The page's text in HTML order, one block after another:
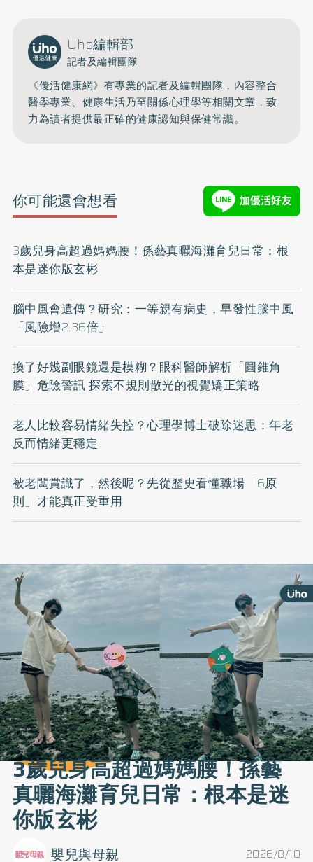
Uho編輯部
記者及編輯團隊
《優活健康網》有專業的記者及編輯團隊，內容整合
醫學專業、健康生活乃至關係心理學等相關文章，致
力為讀者提供最正確的健康認知與保健常識。
你可能還會想看
3歲兒身高超過媽媽腰！孫藝真曬海灘育兒日常：根
本是迷你版玄彬
腦中風會遺傳？研究：一等親有病史，早發性腦中風
「風險增2.36倍」
換了好幾副眼鏡還是模糊？眼科醫師解析「圓錐角
膜」危險警訊 探索不規則散光的視覺矯正策略
老人比較容易情緒失控？心理學博士破除迷思：年老
反而情緒更穩定
被老闆賞識了，然後呢？先從歷史看懂職場「6原
則」才能真正受重用
3歲兒身高超過媽媽腰！孫藝
真曬海灘育兒日常：根本是迷
你版玄彬
2026/8/10
嬰兒與母親